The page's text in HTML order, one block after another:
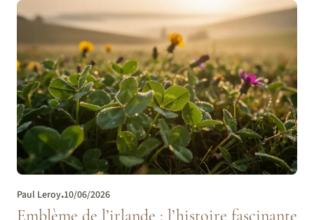
Paul Leroy.10/06/2026
Emblème de l’irlande : l’histoire fascinante